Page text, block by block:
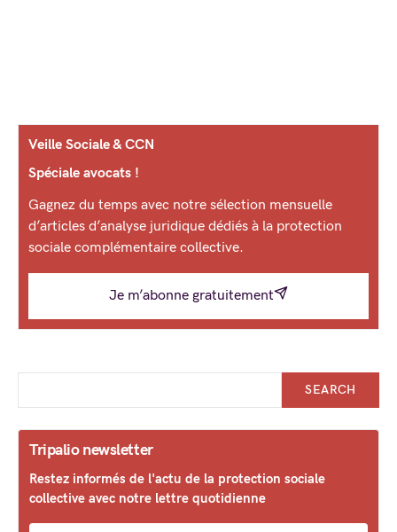
Veille Sociale & CCN
Spéciale avocats !
Gagnez du temps avec notre sélection mensuelle
d’articles d’analyse juridique dédiés à la protection
sociale complémentaire collective.
Je m’abonne gratuitement
SEARCH
Tripalio newsletter
Restez informés de l'actu de la protection sociale
collective avec notre lettre quotidienne